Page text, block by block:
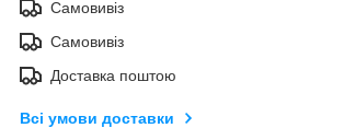
Самовивіз
Самовивіз
Доставка поштою
Всі умови доставки